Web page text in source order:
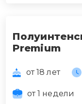
Premium
от 18 лет
от 1 недели